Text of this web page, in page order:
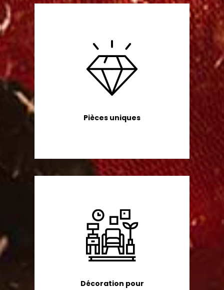
Pièces uniques
Décoration pour